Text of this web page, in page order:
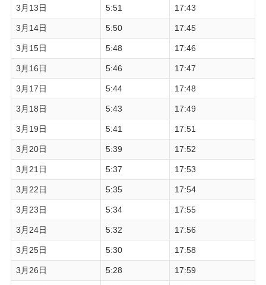
3月13日 5:51 17:43
3月14日 5:50 17:45
3月15日 5:48 17:46
3月16日 5:46 17:47
3月17日 5:44 17:48
3月18日 5:43 17:49
3月19日 5:41 17:51
3月20日 5:39 17:52
3月21日 5:37 17:53
3月22日 5:35 17:54
3月23日 5:34 17:55
3月24日 5:32 17:56
3月25日 5:30 17:58
3月26日 5:28 17:59